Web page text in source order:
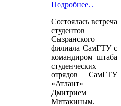
Подробнее...
Состоялась встреча
студентов
Сызранского
филиала СамГТУ с
командиром штаба
студенческих
отрядов СамГТУ
«Атлант»
Дмитрием
Митакиным.